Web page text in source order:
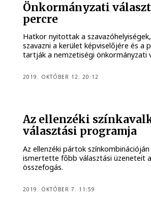
Önkormányzati
percre
Hatkor nyitottak a
szavazni a kerület képviselőjére és a
tartják a nemzetiségi önkormányzati
2019. OKTÓBER 12. 20:12
Az ellenzéki
választási programja
Az ellenzéki pártok
ismertette főbb választási üzeneteit
összefogás.
2019. OKTÓBER 7. 11:59